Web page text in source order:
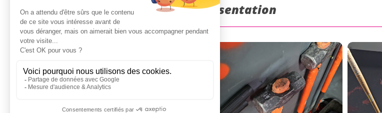
Rage Room à Bucarest : Présentation